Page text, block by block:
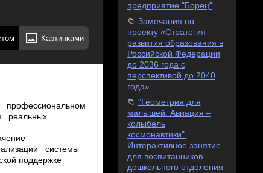
Картинками
профессиональном
реальных
системы
поддержке
предприятие "Борец"
Замечания по
проекту «Стратегия
развития образования в
Российской Федерации
до 2036 года с
перспективой до 2040
года».
"Геометрия для
малышей. Авиация –
колыбель
космонавтики".
Интерактивное занятие
для воспитанников
дошкольного отделения